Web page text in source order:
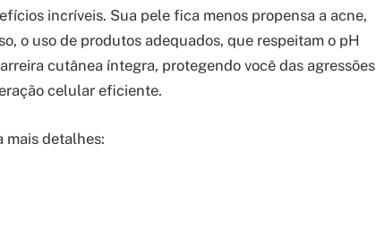
incríveis. Sua pele fica menos propensa a acne,
o uso de produtos adequados, que respeitam o pH
cutânea íntegra, protegendo você das agressões
celular eficiente.
mais detalhes: